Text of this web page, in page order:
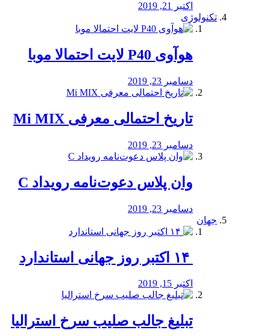
اکتبر 21, 2019
تکنولوژی
هوآوی P40 لایت احتمالا موبا
دسامبر 23, 2019
تاریخ احتمالی معرفی Mi MIX
دسامبر 23, 2019
وان پلاس دعوت‌نامه رویداد C
دسامبر 23, 2019
جهان
اکتبر 15, 2019
تبلیغ جالب صلیب سرخ استرالیا